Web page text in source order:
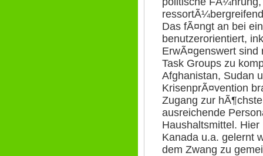
Das fÃ¤ngt an bei
benutzerorientiert,
ErwÃ¤genswert
Task Groups zu
Afghanistan, Sudan
KrisenprÃ¤vention
Zugang zur
ausreichende
Haushaltsmittel.
Kanada u.a. gelernt
dem Zwang zu